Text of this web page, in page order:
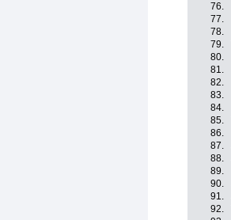
76.
77.
78.
79.
80.
81.
82.
83.
84.
85.
86.
87.
88.
89.
90.
91.
92.